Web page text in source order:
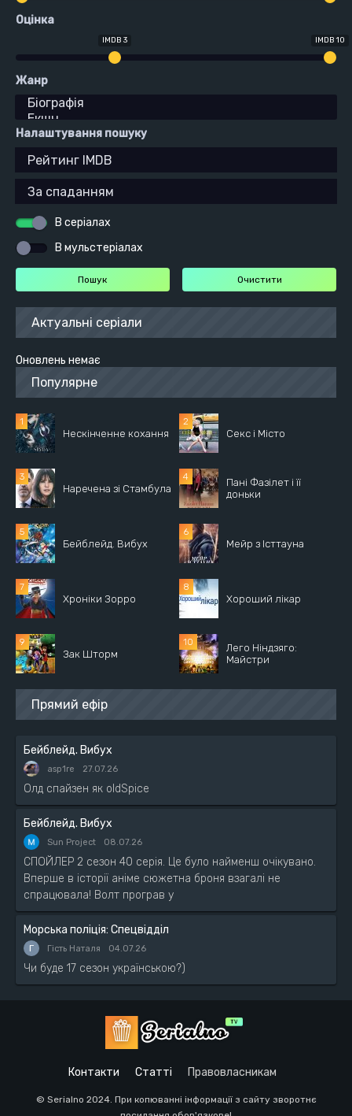
Оцінка
IMDB 3 IMDB 10
Жанр
Налаштування пошуку
В серіалах
В мульстеріалах
Актуальні серіали
Оновлень немає
Популярне
Нескінченне кохання Секс і Місто
Наречена зі Стамбула
Пані Фазілет і її
доньки
Бейблейд. Вибух Мейр з Істтауна
Хроніки Зорро Хороший лікар
Зак Шторм
Лего Ніндзяго:
Майстри
Прямий ефір
Бейблейд. Вибух
asp1re 27.07.26
Олд спайзен як oldSpice
Бейблейд. Вибух
Sun Project 08.07.26
СПОЙЛЕР 2 сезон 40 серія. Це було найменш очікувано.
Вперше в історії аніме сюжетна броня взагалі не
спрацювала! Волт програв у
Морська поліція: Спецвідділ
Г Гість Наталя 04.07.26
Чи буде 17 сезон українською?)
Контакти Статті Правовласникам
© Serialno 2024. При копюванні інформації з сайту зворотнє